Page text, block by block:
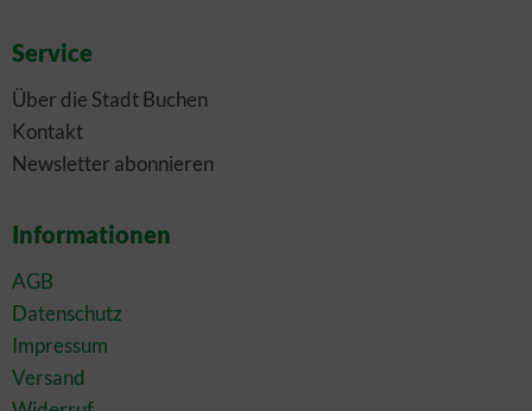
Service
Über die Stadt Buchen
Kontakt
Newsletter abonnieren
Informationen
AGB
Datenschutz
Impressum
Versand